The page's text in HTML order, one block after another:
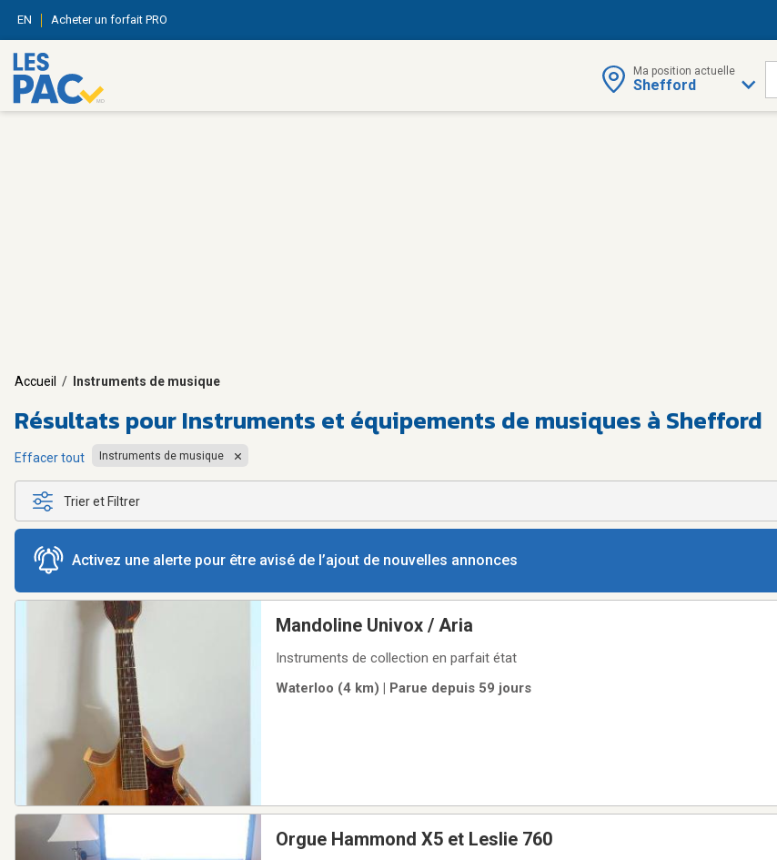
EN Acheter un forfait PRO
Ma position actuelle
Shefford
Accueil / Instruments de musique
Résultats pourInstruments et équipements de musiques à Shefford
Effacer tout Instruments de musique
Trier et Filtrer
Activez une alerte pour être avisé de l’ajout de nouvelles annonces
Mandoline Univox / Aria
Instruments de collection en parfait état
Waterloo (4 km) | Parue depuis 59 jours
Orgue Hammond X5 et Leslie 760